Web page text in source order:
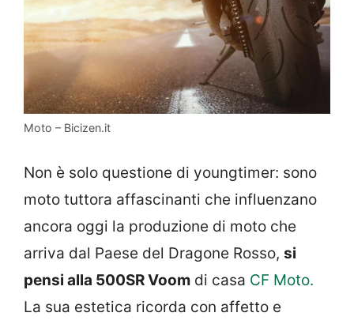
Moto – Bicizen.it
Non è solo questione di youngtimer: sono
moto tuttora affascinanti che influenzano
ancora oggi la produzione di moto che
arriva dal Paese del Dragone Rosso, si
pensi alla 500SR Voom di casa CF Moto.
La sua estetica ricorda con affetto e